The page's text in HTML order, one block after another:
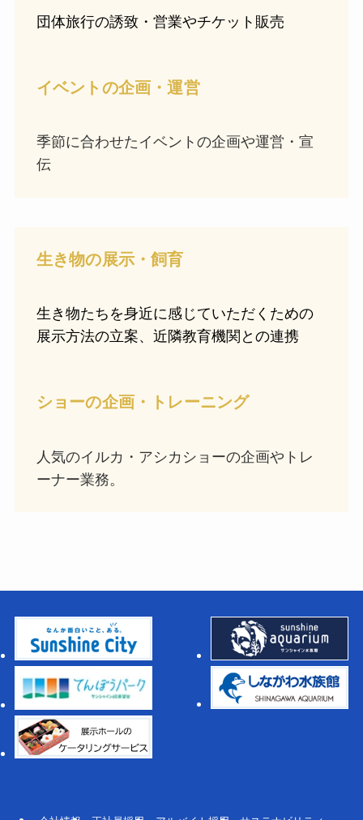
団体旅行の誘致・営業やチケット販売
イベントの企画・運営
季節に合わせたイベントの企画や運営・宣
伝
生き物の展示・飼育
生き物たちを身近に感じていただくための
展示方法の立案、近隣教育機関との連携
ショーの企画・トレーニング
人気のイルカ・アシカショーの企画やトレ
ーナー業務。